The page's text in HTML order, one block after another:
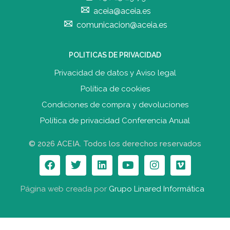
aceia@aceia.es
comunicacion@aceia.es
POLITICAS DE PRIVACIDAD
Privacidad de datos y Aviso legal
Política de cookies
Condiciones de compra y devoluciones
Política de privacidad Conferencia Anual
© 2026 ACEIA. Todos los derechos reservados
Página web creada por Grupo Linared Informática